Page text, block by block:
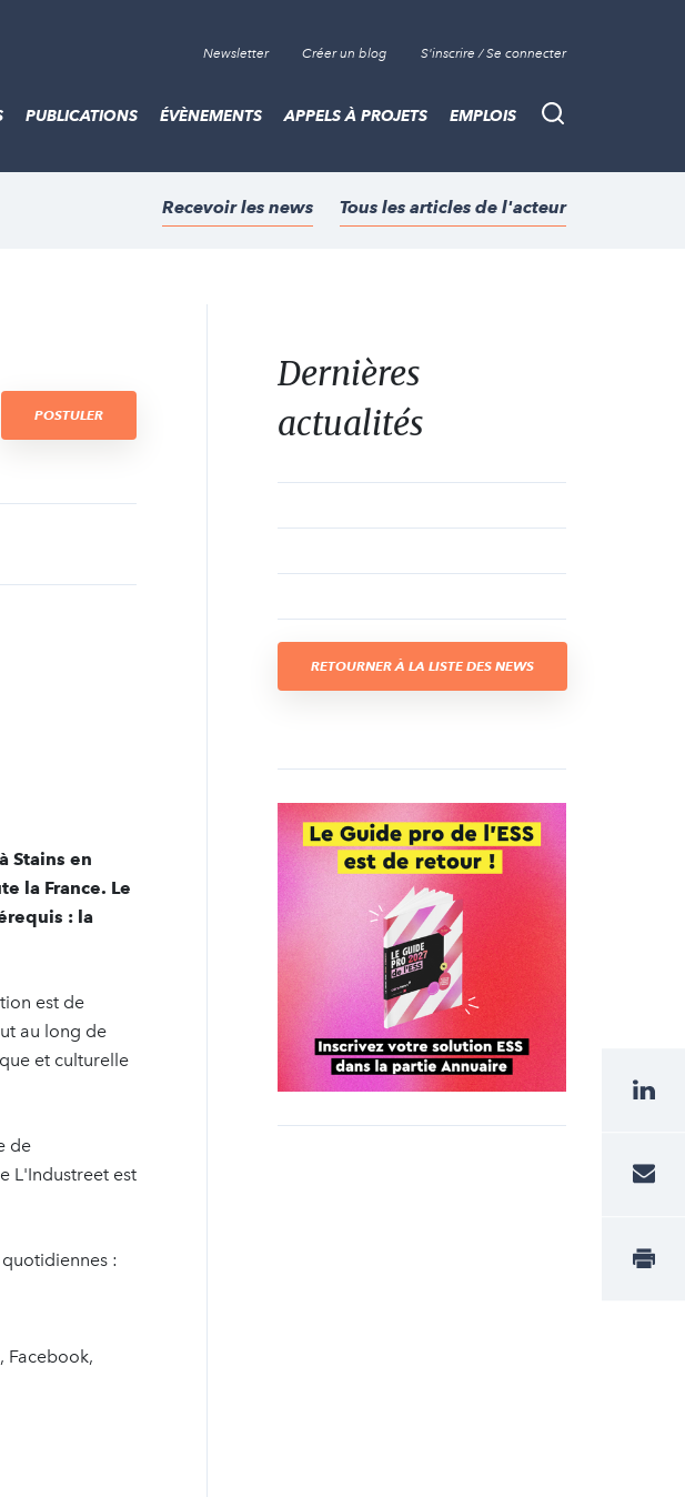
Newsletter Créer un blog S'inscrire / Se connecter
Recherche
PUBLICATIONS ÉVÈNEMENTS APPELS À PROJETS EMPLOIS
Recevoir les news Tous les articles de l'acteur
POSTULER
Stains en
la France. Le
: la
est de
au long de
et culturelle
de
L'Industreet est
:
Facebook,
Dernières
actualités
RETOURNER À LA LISTE DES NEWS